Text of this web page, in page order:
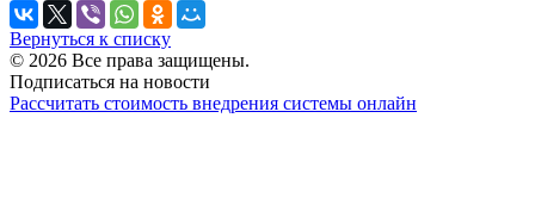
Вернуться к списку
© 2026 Все права защищены.
Подписаться на новости
Рассчитать стоимость внедрения системы онлайн